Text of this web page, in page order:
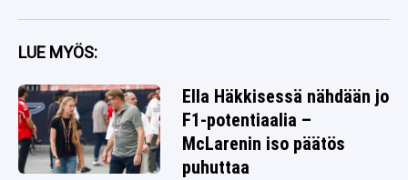
LUE MYÖS:
Ella Häkkisessä nähdään jo
F1-potentiaalia –
McLarenin iso päätös
puhuttaa